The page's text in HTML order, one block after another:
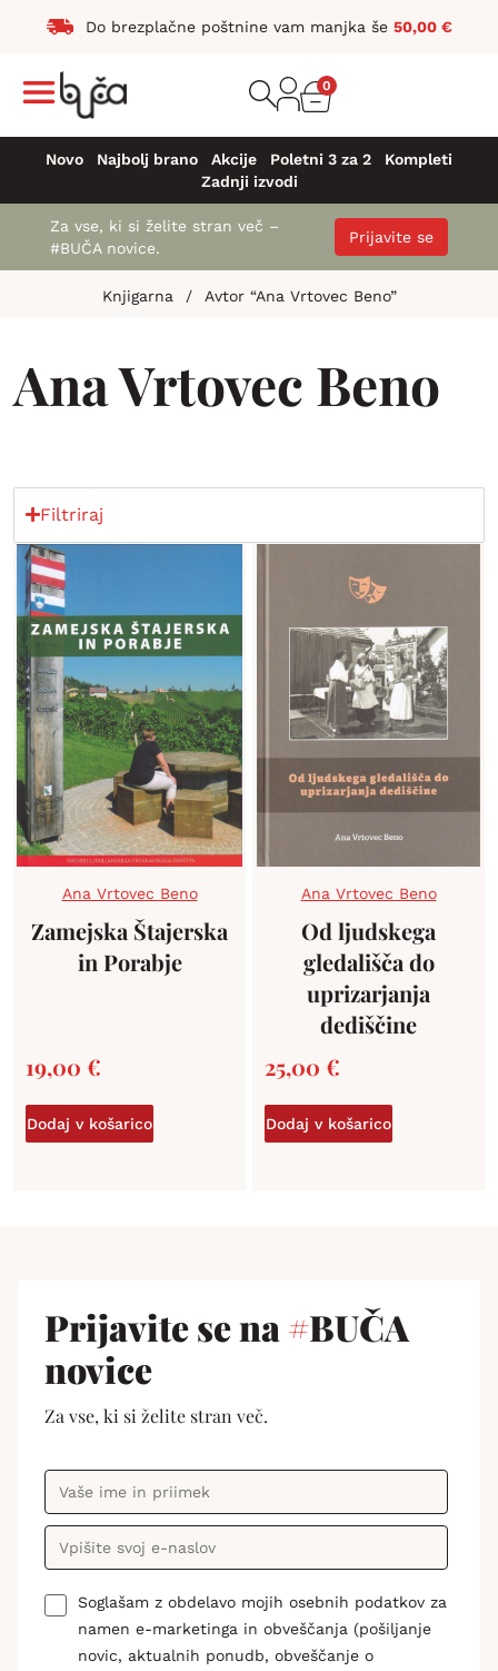
Do brezplačne poštnine vam manjka še 50,00 €
0
Novo Najbolj brano Akcije Poletni 3 za 2
Kompleti
Zadnji izvodi
Za vse, ki si želite stran več –
#BUČA novice.
Prijavite se
Knjigarna / Avtor “Ana Vrtovec Beno”
Ana Vrtovec Beno
Filtriraj
Ana Vrtovec Beno
Zamejska Štajerska
in Porabje
19,00 €
Dodaj v košarico
Ana Vrtovec Beno
Od ljudskega
gledališča do
uprizarjanja
dediščine
25,00 €
Dodaj v košarico
Prijavite se na#BUČA
novice
Za vse, ki si želite stran več.
Soglašam z obdelavo mojih osebnih podatkov za
namen e-marketinga in obveščanja (pošiljanje
novic, aktualnih ponudb, obveščanje o